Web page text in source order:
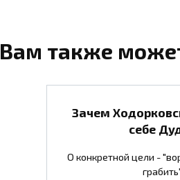
Вам также
Зачем
себе
О конкретной цели -